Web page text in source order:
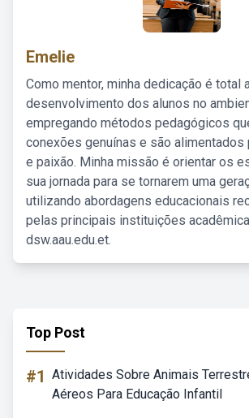
Emelie
Como mentor, minha dedicação é total
desenvolvimento dos alunos no
empregando métodos pedagógicos
conexões genuínas e são alimentados
e paixão. Minha missão é orientar os
sua jornada para se tornarem uma
utilizando abordagens educacionais
pelas principais instituições
dsw.aau.edu.et.
Top Post
#1 Atividades Sobre Animais
Aéreos Para Educação Infantil